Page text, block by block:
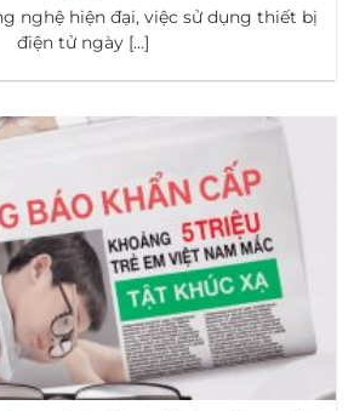
nghệ hiện đại, việc sử dụng thiết bị
điện tử ngày [...]